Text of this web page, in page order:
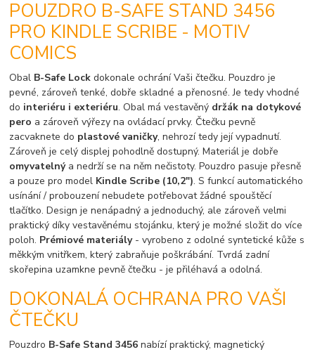
POUZDRO B-SAFE STAND 3456
PRO KINDLE SCRIBE - MOTIV
COMICS
Obal B-Safe Lock dokonale ochrání Vaši čtečku. Pouzdro je
pevné, zároveň tenké, dobře skladné a přenosné. Je tedy vhodné
do interiéru i exteriéru. Obal má vestavěný držák na dotykové
pero a zároveň výřezy na ovládací prvky. Čtečku pevně
zacvaknete do plastové vaničky, nehrozí tedy její vypadnutí.
Zároveň je celý displej pohodlně dostupný. Materiál je dobře
omyvatelný a nedrží se na něm nečistoty. Pouzdro pasuje přesně
a pouze pro model Kindle Scribe (10,2"). S funkcí automatického
usínání / probouzení nebudete potřebovat žádné spouštěcí
tlačítko. Design je nenápadný a jednoduchý, ale zároveň velmi
praktický díky vestavěnému stojánku, který je možné složit do více
poloh. Prémiové materiály- vyrobeno z odolné syntetické kůže s
měkkým vnitřkem, který zabraňuje poškrábání. Tvrdá zadní
skořepina uzamkne pevně čtečku - je přiléhavá a odolná.
DOKONALÁ OCHRANA PRO VAŠI
ČTEČKU
Pouzdro B-Safe Stand 3456nabízí praktický, magnetický